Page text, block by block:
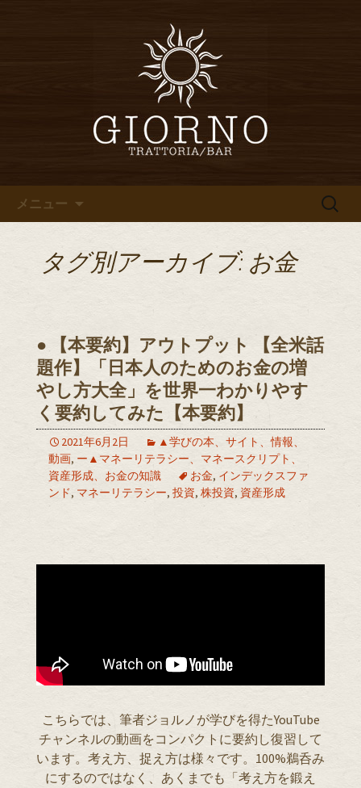
堀江・四ツ橋のイタリアン「イ
タリア食堂ジョルノ～GIORNO
～」のブログ
食堂ジョルノ～GIORNO～」からのお知
メニュー
検
タグ別アーカイブ: お金
● 【本要約】アウトプット 【全米話
題作】「日本人のためのお金の増
やし方大全」を世界一わかりやす
く要約してみた【本要約】
2021年6月2日
▲学びの本、サイト、情報、
動画, ー▲マネーリテラシー、マネースクリプト、
資産形成、お金の知識
お金, インデックスファ
ンド, マネーリテラシー, 投資, 株投資, 資産形成
こちらでは、筆者ジョルノが学びを得たYouTube
チャンネルの動画をコンパクトに要約し復習して
います。考え方、捉え方は様々です。100%鵜呑み
にするのではなく、あくまでも「考え方を鍛え